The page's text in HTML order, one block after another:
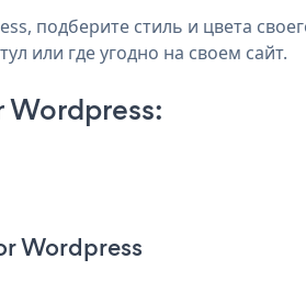
подберите стиль и цвета
или где угодно на своем сайт.
Wordpress:
Wordpress